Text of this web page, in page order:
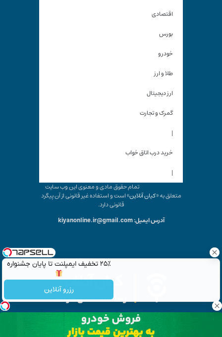
۲۵٪ تخفیف ایمپلنت تا پایان جشنواره
رزرو آنلاین
اقتصادی
بورس
خودرو
طلا و ارز
ارز دیجیتال
گمرک و تجارت
|
خرید درب اتاق خواب
|
تمام حقوق مادی و معنوی این وب سایت
متعلق به «کیان آنلاین» است و استفاده غیر قانونی از آن پیگرد
قانونی دارد.
آدرس ایمیل: kiyanonline.ir@gmail.com